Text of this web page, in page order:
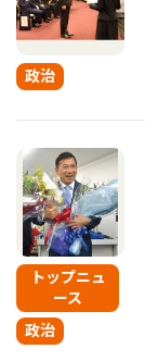
政治
トップニュ
ース
政治